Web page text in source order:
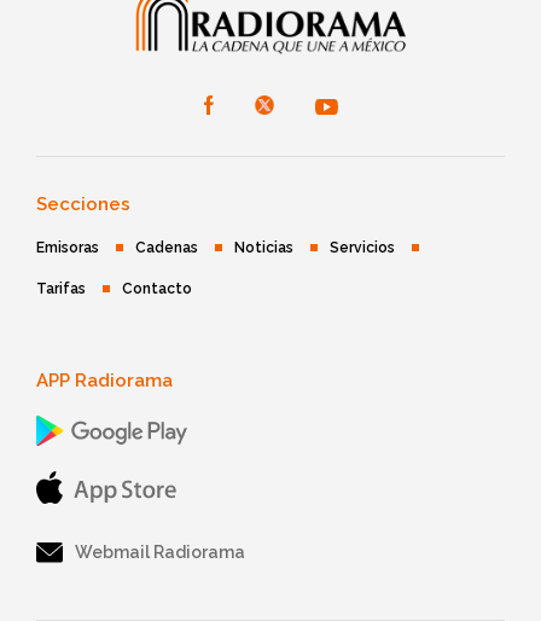
Secciones
Emisoras Cadenas Noticias Servicios
Tarifas Contacto
APP Radiorama
Webmail Radiorama